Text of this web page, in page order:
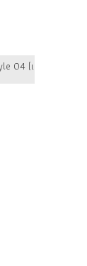
04 (เอวเทปเวลโ